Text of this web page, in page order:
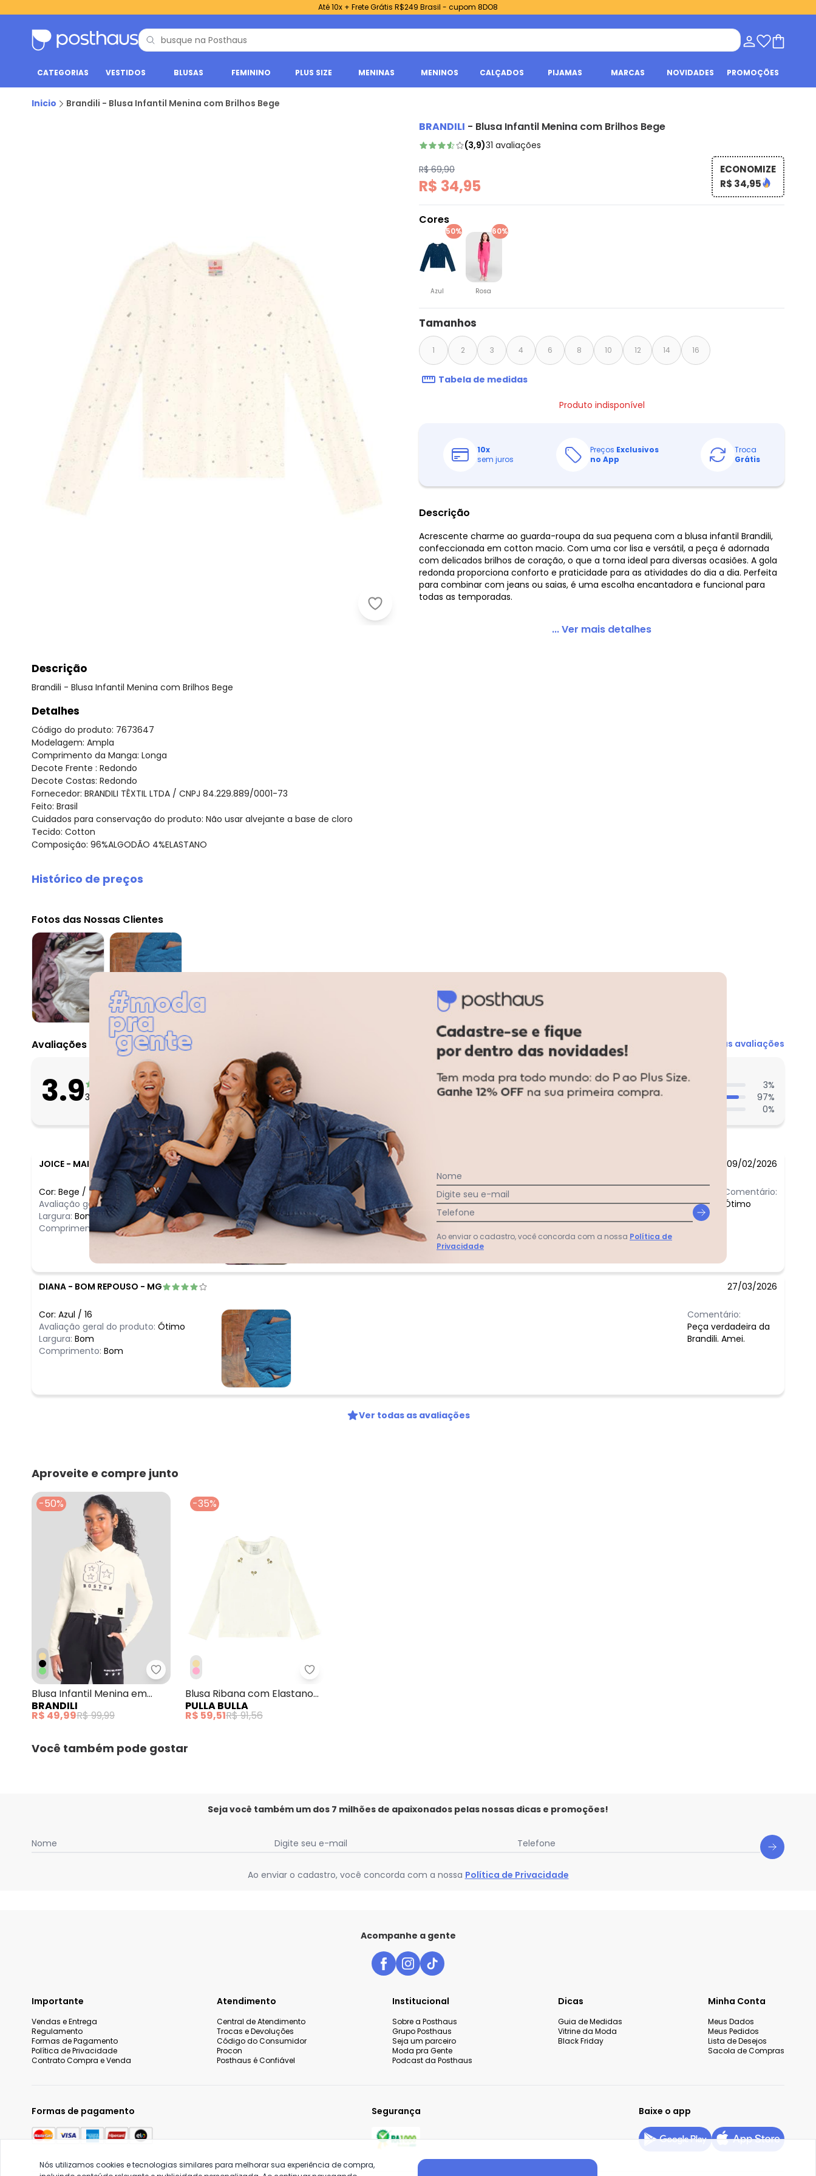
Até 10x + Frete Grátis R$249 Brasil - cupom 8DO8
CATEGORIAS VESTIDOS BLUSAS FEMININO PLUS SIZE MENINAS MENINOS CALÇADOS PIJAMAS MARCAS NOVIDADES PROMOÇÕES
Inicio Brandili - Blusa Infantil Menina com Brilhos Bege
Brandili - Blusa Infantil Menina com Brilhos Bege
BRANDILI - Blusa Infantil Menina com Brilhos Bege
(3,9)31 avaliações
R$ 69,90
R$ 34,95
ECONOMIZE
R$ 34,95
Cores
50%
Azul
60%
Rosa
Tamanhos
1 2 3 4 6 8 10 12 14 16
Tabela de medidas
Produto indisponível
10x
sem juros
Preços Exclusivos
no App
Troca
Grátis
Descrição
Acrescente charme ao guarda-roupa da sua pequena com a blusa infantil Brandili,
confeccionada em cotton macio. Com uma cor lisa e versátil, a peça é adornada
com delicados brilhos de coração, o que a torna ideal para diversas ocasiões. A gola
redonda proporciona conforto e praticidade para as atividades do dia a dia. Perfeita
para combinar com jeans ou saias, é uma escolha encantadora e funcional para
todas as temporadas.
... Ver mais detalhes
Descrição
Brandili - Blusa Infantil Menina com Brilhos Bege
Detalhes
Código do produto: 7673647
Modelagem: Ampla
Comprimento da Manga: Longa
Decote Frente : Redondo
Decote Costas: Redondo
Fornecedor: BRANDILI TÊXTIL LTDA / CNPJ 84.229.889/0001-73
Feito: Brasil
Cuidados para conservação do produto: Não usar alvejante a base de cloro
Tecido: Cotton
Composição: 96%ALGODÃO 4%ELASTANO
Histórico de preços
agosto/2026
julho/2026
junho/2026
maio/2026
abril/2026
março/2026
fevereiro/2026
Fotos das Nossas Clientes
Avaliações Ver todas as avaliações
3.931 avaliações
O que as clientes acharam da largura?
Apertado
0%
94%
Folgado
O que as clientes acharam do comprimento?
Curto
3%
Bom
97%
0%
JOICE - MAIRINQUE - SP 09/02/2026
Cor: Bege / 4
Avaliação geral do produto: Ótimo
Largura: Bom
Comprimento:Bom
Comentário:
Ótimo
DIANA - BOM REPOUSO - MG 27/03/2026
Cor: Azul / 16
Avaliação geral do produto: Ótimo
Largura: Bom
Comprimento: Bom
Comentário:
Peça verdadeira da
Brandili. Amei.
Ver todas as avaliações
Aproveite e compre junto
-50%
Brandili - Blusa Infantil Menina em Cotton Natural
Blusa Infantil Menina em
Cotton Natural
BRANDILI
R$ 49,99R$ 99,99
-35%
Pulla Bulla - Blusa Ribana com Elastano Leve Bege
Blusa Ribana com Elastano
Leve Bege
PULLA BULLA
R$ 59,51R$ 91,56
Você também pode gostar
Seja você também um dos 7 milhões de apaixonados pelas nossas dicas e promoções!
Nome Digite seu e-mail Telefone
Ao enviar o cadastro, você concorda com a nossa Política de Privacidade
Acompanhe a gente
Importante
Vendas e Entrega
Regulamento
Formas de Pagamento
Política de Privacidade
Contrato Compra e Venda
Atendimento
Central de Atendimento
Trocas e Devoluções
Código do Consumidor
Procon
Posthaus é Confiável
Institucional
Sobre a Posthaus
Grupo Posthaus
Seja um parceiro
Moda pra Gente
Podcast da Posthaus
Dicas
Guia de Medidas
Vitrine da Moda
Black Friday
Minha Conta
Meus Dados
Meus Pedidos
Lista de Desejos
Sacola de Compras
Formas de pagamento Segurança Baixe o app
Nome
Digite seu e-mail
Telefone
Ao enviar o cadastro, você concorda com a nossa Política de
Privacidade
Nós utilizamos cookies e tecnologias similares para melhorar sua experiência de compra,